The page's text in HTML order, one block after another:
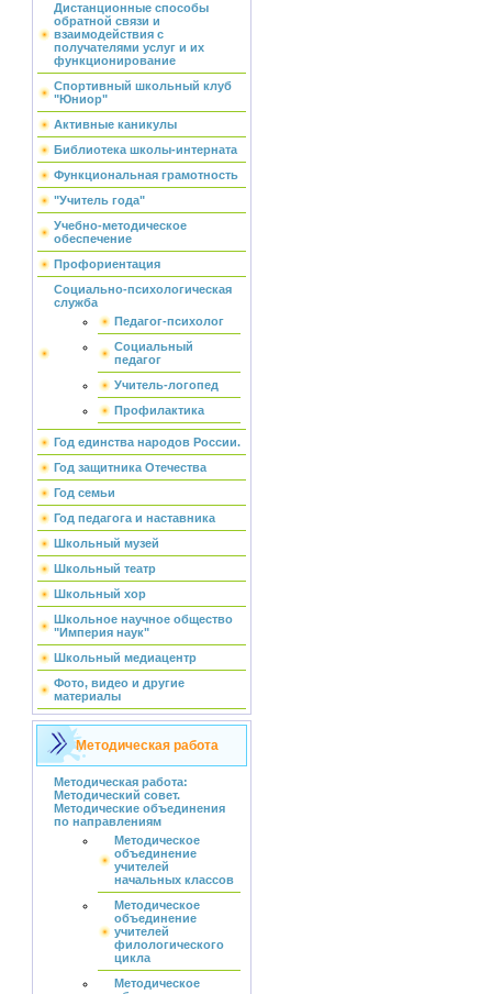
Дистанционные способы
обратной связи и
взаимодействия с
получателями услуг и их
функционирование
Спортивный школьный клуб
"Юниор"
Активные каникулы
Библиотека школы-интерната
Функциональная грамотность
"Учитель года"
Учебно-методическое
обеспечение
Профориентация
Социально-психологическая
служба
Педагог-психолог
Социальный
педагог
Учитель-логопед
Профилактика
Год единства народов России.
Год защитника Отечества
Год семьи
Год педагога и наставника
Школьный музей
Школьный театр
Школьный хор
Школьное научное общество
"Империя наук"
Школьный медиацентр
Фото, видео и другие
материалы
Методическая работа
Методическая работа:
Методический совет.
Методические объединения
по направлениям
Методическое
объединение
учителей
начальных классов
Методическое
объединение
учителей
филологического
цикла
Методическое